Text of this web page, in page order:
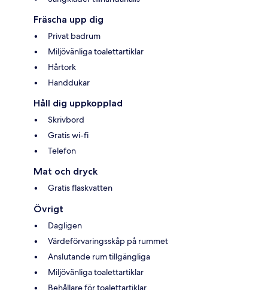
Fräscha upp dig
Privat badrum
Miljövänliga toalettartiklar
Hårtork
Handdukar
Håll dig uppkopplad
Skrivbord
Gratis wi-fi
Telefon
Mat och dryck
Gratis flaskvatten
Övrigt
Dagligen
Värdeförvaringsskåp på rummet
Anslutande rum tillgängliga
Miljövänliga toalettartiklar
Behållare för toalettartiklar